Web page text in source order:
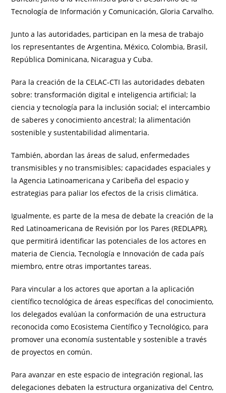
Tecnología de Información y Comunicación, Gloria Carvalho.
Junto a las autoridades, participan en la mesa de trabajo
los representantes de Argentina, México, Colombia, Brasil,
República Dominicana, Nicaragua y Cuba.
Para la creación de la CELAC-CTI las autoridades debaten
sobre: transformación digital e inteligencia artificial; la
ciencia y tecnología para la inclusión social; el intercambio
de saberes y conocimiento ancestral; la alimentación
sostenible y sustentabilidad alimentaria.
También, abordan las áreas de salud, enfermedades
transmisibles y no transmisibles; capacidades espaciales y
la Agencia Latinoamericana y Caribeña del espacio y
estrategias para paliar los efectos de la crisis climática.
Igualmente, es parte de la mesa de debate la creación de la
Red Latinoamericana de Revisión por los Pares (REDLAPR),
que permitirá identificar las potenciales de los actores en
materia de Ciencia, Tecnología e Innovación de cada país
miembro, entre otras importantes tareas.
Para vincular a los actores que aportan a la aplicación
científico tecnológica de áreas específicas del conocimiento,
los delegados evalúan la conformación de una estructura
reconocida como Ecosistema Científico y Tecnológico, para
promover una economía sustentable y sostenible a través
de proyectos en común.
Para avanzar en este espacio de integración regional, las
delegaciones debaten la estructura organizativa del Centro,